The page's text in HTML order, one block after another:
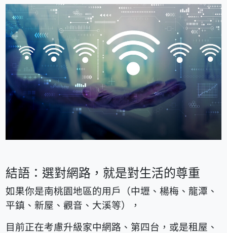
結語：選對網路，就是對生活的尊重
如果你是南桃園地區的用戶（中壢、楊梅、龍潭、
平鎮、新屋、觀音、大溪等），
目前正在考慮升級家中網路、第四台，或是租屋、